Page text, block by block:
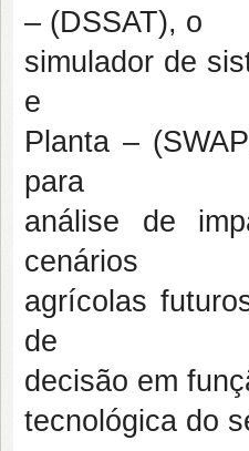
– (DSSAT), o
simulador de
e
Planta –
para
análise de
cenários
agrícolas
de
decisão em
tecnológica do